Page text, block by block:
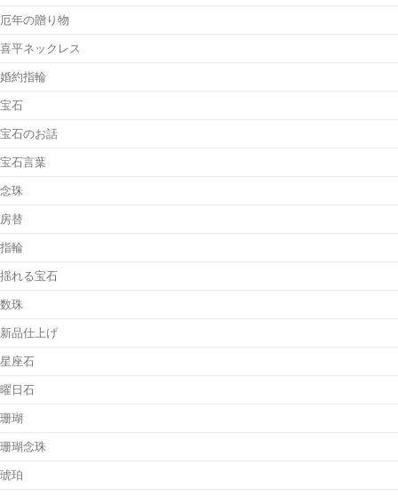
厄年の贈り物
喜平ネックレス
婚約指輪
宝石
宝石のお話
宝石言葉
念珠
房替
指輪
揺れる宝石
数珠
新品仕上げ
星座石
曜日石
珊瑚
珊瑚念珠
琥珀